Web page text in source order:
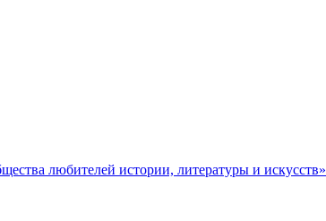
любителей истории, литературы и искусств»